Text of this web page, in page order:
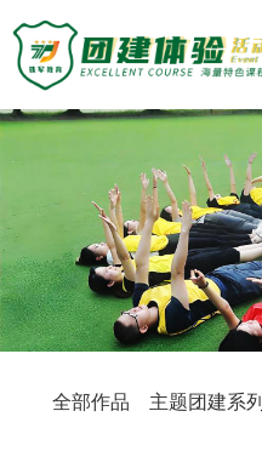
全部作品 主题团建系列